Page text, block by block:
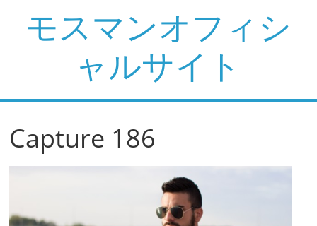
へ
プ
モスマンオフィシ
ャルサイト
Capture 186